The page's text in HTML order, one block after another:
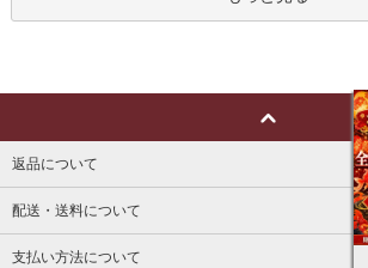
返品について
配送・送料について
支払い方法について